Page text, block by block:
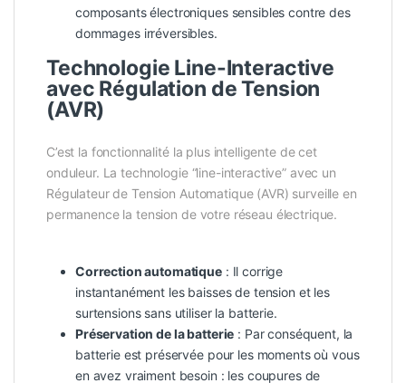
composants électroniques sensibles contre des
dommages irréversibles.
Technologie Line-Interactive
avec Régulation de Tension
(AVR)
C’est la fonctionnalité la plus intelligente de cet
onduleur. La technologie “line-interactive” avec un
Régulateur de Tension Automatique (AVR) surveille en
permanence la tension de votre réseau électrique.
Correction automatique: Il corrige
instantanément les baisses de tension et les
surtensions sans utiliser la batterie.
Préservation de la batterie : Par conséquent, la
batterie est préservée pour les moments où vous
en avez vraiment besoin : les coupures de